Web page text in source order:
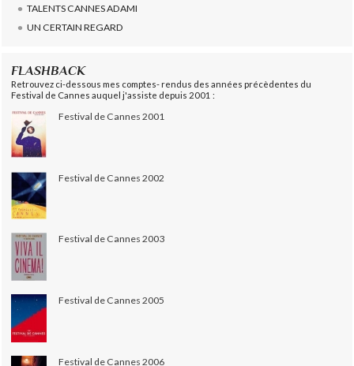
TALENTS CANNES ADAMI
UN CERTAIN REGARD
FLASHBACK
Retrouvez ci-dessous mes comptes- rendus des années précèdentes du
Festival de Cannes auquel j'assiste depuis 2001 :
Festival de Cannes 2001
Festival de Cannes 2002
Festival de Cannes 2003
Festival de Cannes 2005
Festival de Cannes 2006